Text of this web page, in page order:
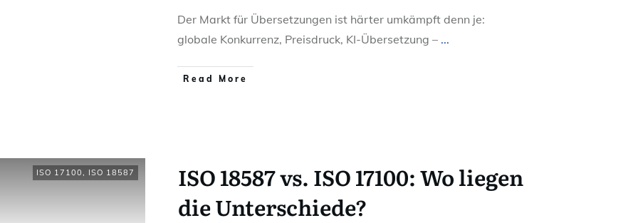
Der Markt für Übersetzungen ist härter umkämpft denn je:
globale Konkurrenz, Preisdruck, KI-Übersetzung – ...
Read More
ISO 17100, ISO 18587
ISO 18587 vs. ISO 17100: Wo liegen
die Unterschiede?